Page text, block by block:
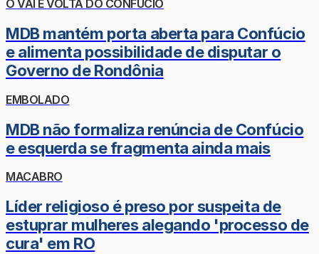
O VAI E VOLTA DO CONFÚCIO
MDB mantém porta aberta para Confúcio
e alimenta possibilidade de disputar o
Governo de Rondônia
EMBOLADO
MDB não formaliza renúncia de Confúcio
e esquerda se fragmenta ainda mais
MACABRO
Líder religioso é preso por suspeita de
estuprar mulheres alegando 'processo de
cura' em RO